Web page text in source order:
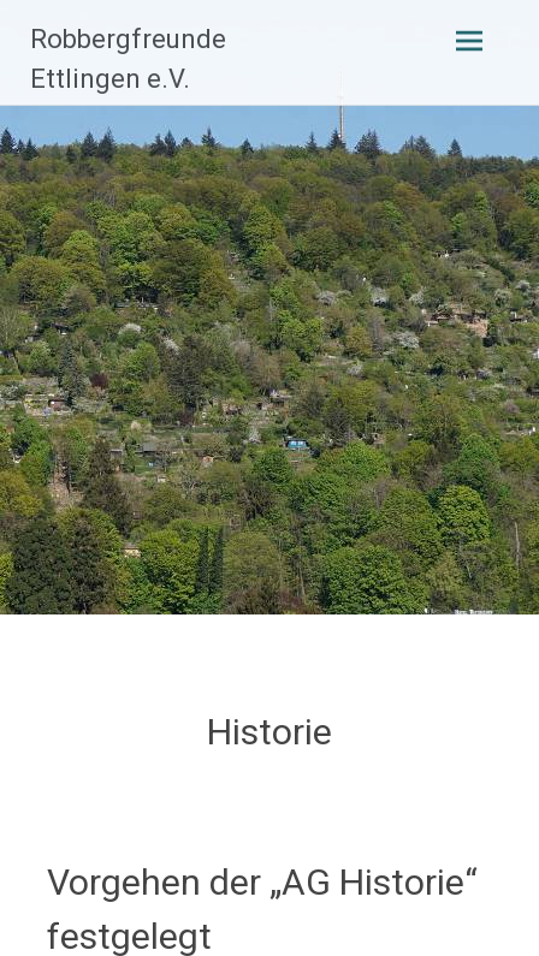
Robbergfreunde
Ettlingen e.V.
Zum
Inhalt
Historie
Vorgehen der „AG Historie“
festgelegt